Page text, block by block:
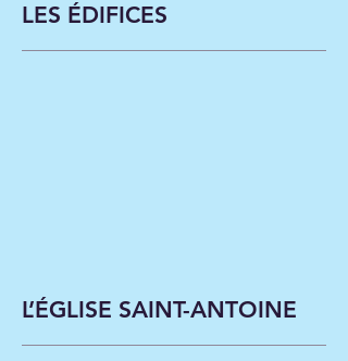
LES ÉDIFICES
L’ÉGLISE SAINT-ANTOINE